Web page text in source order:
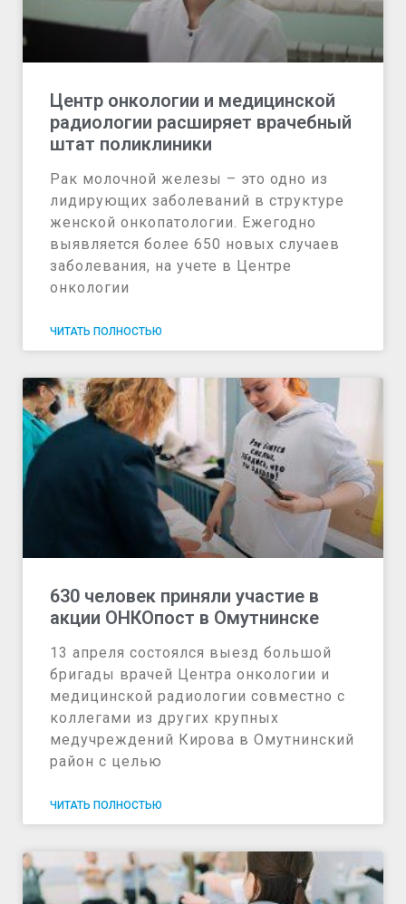
Центр онкологии и медицинской
радиологии расширяет врачебный
штат поликлиники
Рак молочной железы – это одно из
лидирующих заболеваний в структуре
женской онкопатологии. Ежегодно
выявляется более 650 новых случаев
заболевания, на учете в Центре
онкологии
ЧИТАТЬ ПОЛНОСТЬЮ
630 человек приняли участие в
акции ОНКОпост в Омутнинске
13 апреля состоялся выезд большой
бригады врачей Центра онкологии и
медицинской радиологии совместно с
коллегами из других крупных
медучреждений Кирова в Омутнинский
район с целью
ЧИТАТЬ ПОЛНОСТЬЮ